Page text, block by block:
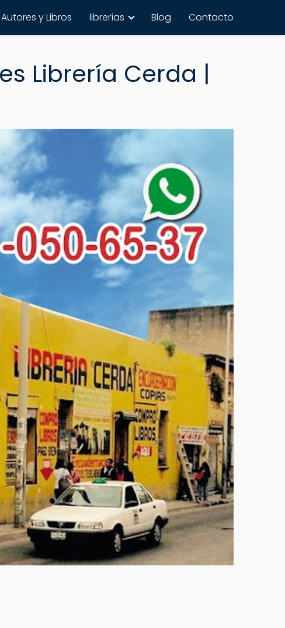
Autores y Libros librerías Blog Contacto
Librería Cerda |